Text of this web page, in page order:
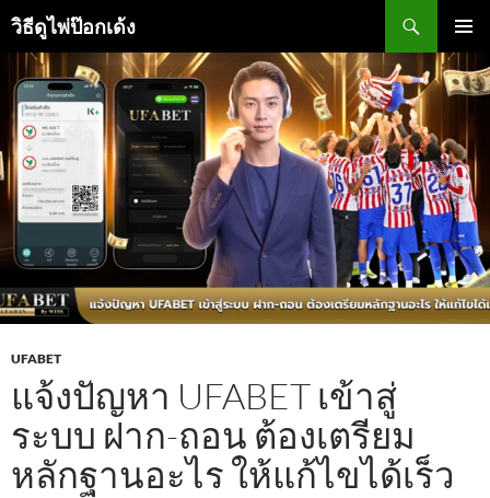
ข้าม
ไป
เนื้อหา
วิธีดูไพ่ป๊อกเด้ง
ค้นหา
เมนูหลัก
UFABET
แจ้งปัญหา UFABET เข้าสู่
ระบบ ฝาก-ถอน ต้องเตรียม
หลักฐานอะไร ให้แก้ไขได้เร็ว